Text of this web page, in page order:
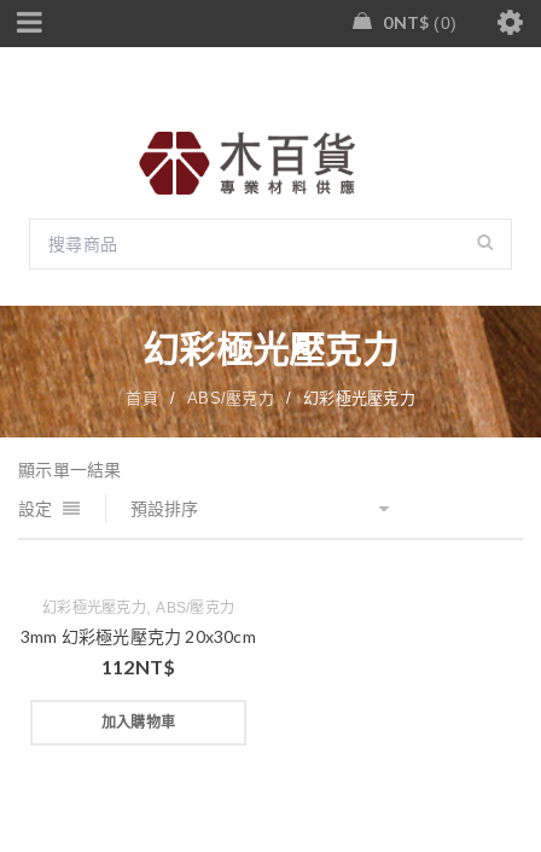
0NT$ 0
幻彩極光壓克力
首頁 / ABS/壓克力 / 幻彩極光壓克力
顯示單一結果
設定
預設排序
幻彩極光壓克力 ,ABS/壓克力
3mm 幻彩極光壓克力 20x30cm
112NT$
加入購物車